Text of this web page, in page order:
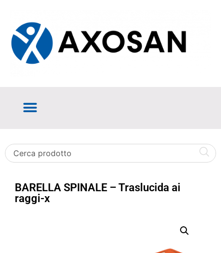
BARELLA SPINALE – Traslucida ai
raggi-x